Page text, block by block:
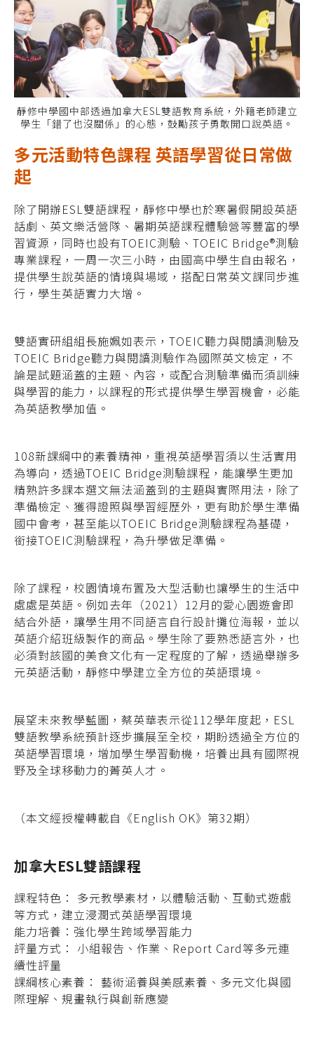
靜修中學國中部透過加拿大ESL雙語教育系統，外籍老師建立
學生「錯了也沒關係」的心態，鼓勵孩子勇敢開口說英語。
多元活動特色課程 英語學習從日常做
起
除了開辦ESL雙語課程，靜修中學也於寒暑假開設英語
話劇、英文樂活營隊、暑期英語課程體驗營等豐富的學
習資源，同時也設有TOEIC測驗、TOEIC Bridge®測驗
專業課程，一周一次三小時，由國高中學生自由報名，
提供學生說英語的情境與場域，搭配日常英文課同步進
行，學生英語實力大增。
雙語實研組組長施姵如表示，TOEIC聽力與閱讀測驗及
TOEIC Bridge聽力與閱讀測驗作為國際英文檢定，不
論是試題涵蓋的主題、內容，或配合測驗準備而須訓練
與學習的能力，以課程的形式提供學生學習機會，必能
為英語教學加值。
108新課綱中的素養精神，重視英語學習須以生活實用
為導向，透過TOEIC Bridge測驗課程，能讓學生更加
精熟許多課本選文無法涵蓋到的主題與實際用法，除了
準備檢定、獲得證照與學習經歷外，更有助於學生準備
國中會考，甚至能以TOEIC Bridge測驗課程為基礎，
銜接TOEIC測驗課程，為升學做足準備。
除了課程，校園情境布置及大型活動也讓學生的生活中
處處是英語。例如去年（2021）12月的愛心園遊會即
結合外語，讓學生用不同語言自行設計攤位海報，並以
英語介紹班級製作的商品。學生除了要熟悉語言外，也
必須對該國的美食文化有一定程度的了解，透過舉辦多
元英語活動，靜修中學建立全方位的英語環境。
展望未來教學藍圖，蔡英華表示從112學年度起，ESL
雙語教學系統預計逐步擴展至全校，期盼透過全方位的
英語學習環境，增加學生學習動機，培養出具有國際視
野及全球移動力的菁英人才。
（本文經授權轉載自《English OK》第32期）
加拿大ESL雙語課程
課程特色： 多元教學素材，以體驗活動、互動式遊戲
等方式，建立浸潤式英語學習環境
能力培養：強化學生跨域學習能力
評量方式： 小組報告、作業、Report Card等多元連
續性評量
課綱核心素養： 藝術涵養與美感素養、多元文化與國
際理解、規畫執行與創新應變